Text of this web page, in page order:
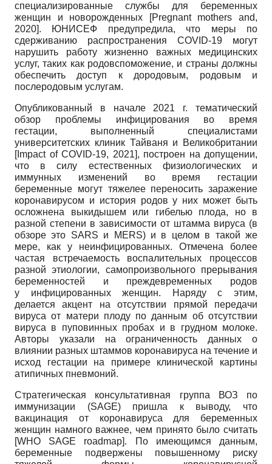
специализированные службы для беременных
женщин и новорожденных
[Pregnant mothers and,
2020]. ЮНИСЕФ предупредила, что меры по
сдерживанию распространения COVID-19 могут
нарушить работу жизненно важных медицинских
услуг, таких как родовспоможение, и страны должны
обеспечить доступ к дородовым, родовым и
послеродовым услугам.
Опубликованный в начале 2021 г. тематический
обзор проблемы инфицирования во время
гестации, выполненный специалистами
университетских клиник Тайваня и Великобритании
[Impact of COVID-19, 2021], построен на допущении,
что в силу естественных физиологических и
иммунных изменений во время гестации
беременные могут тяжелее переносить заражение
коронавирусом и история родов у них может быть
осложнена выкидышем или гибелью плода, но в
разной степени в зависимости от штамма вируса (в
обзоре это SARS и MERS) и в целом в такой же
мере, как у неинфицированных. Отмечена более
частая встречаемость воспалительных процессов
разной этиологии, самопроизвольного прерывания
беременностей и преждевременных родов
у инфицированных женщин. Наряду с этим,
делается акцент на отсутствии прямой передачи
вируса от матери плоду по данным об отсутствии
вируса в пуповинных пробах и в грудном молоке.
Авторы указали на ограниченность данных о
влиянии разных штаммов коронавируса на течение и
исход гестации на примере клинической картины
атипичных пневмоний.
Стратегическая консультативная группа ВОЗ по
иммунизации (SAGE) пришла к выводу, что
вакцинация от коронавируса для беременных
женщин намного важнее, чем принято было считать
[WHO SAGE roadmap]. По имеющимся данным,
беременные подвержены повышенному риску